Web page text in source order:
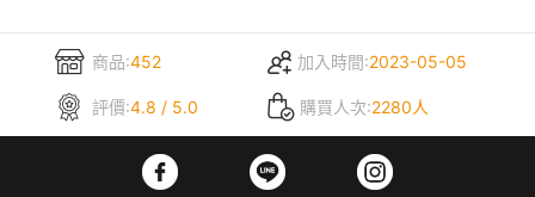
商品:452 加入時間:2023-05-05
評價:4.8 / 5.0 購買人次:2280人